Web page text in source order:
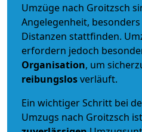
Umzüge nach Groitzsch
Angelegenheit,
Distanzen stattfinden.
erfordern jedoch
Organisation, um
reibungslosverläuft.
Ein wichtiger Schritt bei
Umzugs nach Groitzsch